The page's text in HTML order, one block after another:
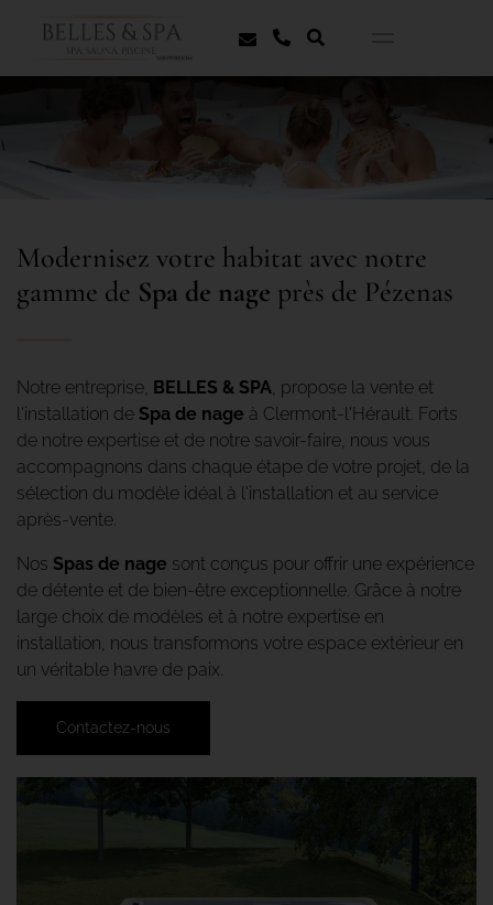
Modernisez votre habitat avec notre
gamme de Spa de nage près de Pézenas
Notre entreprise, BELLES & SPA , propose la vente et
l'installation de Spa de nage à Clermont-l'Hérault. Forts
de notre expertise et de notre savoir-faire, nous vous
accompagnons dans chaque étape de votre projet, de la
sélection du modèle idéal à l'installation et au service
après-vente.
Nos Spas de nage sont conçus pour offrir une expérience
de détente et de bien-être exceptionnelle. Grâce à notre
large choix de modèles et à notre expertise en
installation, nous transformons votre espace extérieur en
un véritable havre de paix.
Contactez-nous